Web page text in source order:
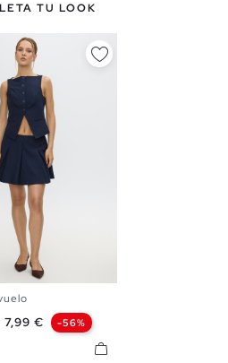
TU LOOK
Precio
7,99 € -56%